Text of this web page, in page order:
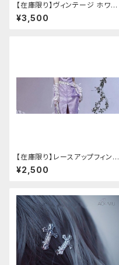
【在庫限り】ヴィンテージ ホワイ
トタイガー チョンサム ショートス
リーブ
¥3,500
【在庫限り】レースアップフィンガ
ーレスカバー(パンクチャイナ)
¥2,500